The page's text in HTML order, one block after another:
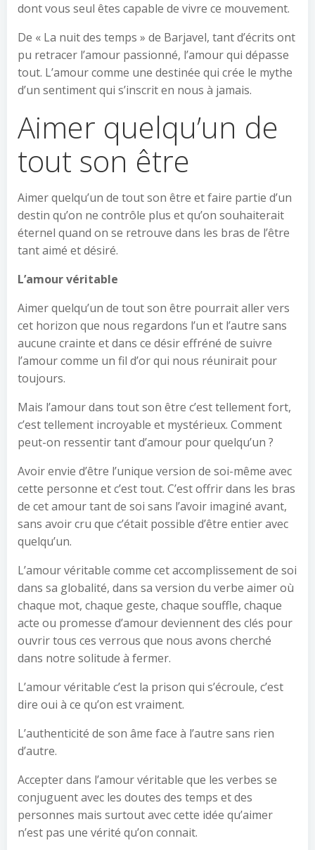
dont vous seul êtes capable de vivre ce mouvement.
De « La nuit des temps » de Barjavel, tant d’écrits ont
pu retracer l’amour passionné, l’amour qui dépasse
tout. L’amour comme une destinée qui crée le mythe
d’un sentiment qui s’inscrit en nous à jamais.
Aimer quelqu’un de
tout son être
Aimer quelqu’un de tout son être et faire partie d’un
destin qu’on ne contrôle plus et qu’on souhaiterait
éternel quand on se retrouve dans les bras de l’être
tant aimé et désiré.
L’amour véritable
Aimer quelqu’un de tout son être pourrait aller vers
cet horizon que nous regardons l’un et l’autre sans
aucune crainte et dans ce désir effréné de suivre
l’amour comme un fil d’or qui nous réunirait pour
toujours.
Mais l’amour dans tout son être c’est tellement fort,
c’est tellement incroyable et mystérieux. Comment
peut-on ressentir tant d’amour pour quelqu’un ?
Avoir envie d’être l’unique version de soi-même avec
cette personne et c’est tout. C’est offrir dans les bras
de cet amour tant de soi sans l’avoir imaginé avant,
sans avoir cru que c’était possible d’être entier avec
quelqu’un.
L’amour véritable comme cet accomplissement de soi
dans sa globalité, dans sa version du verbe aimer où
chaque mot, chaque geste, chaque souffle, chaque
acte ou promesse d’amour deviennent des clés pour
ouvrir tous ces verrous que nous avons cherché
dans notre solitude à fermer.
L’amour véritable c’est la prison qui s’écroule, c’est
dire oui à ce qu’on est vraiment.
L’authenticité de son âme face à l’autre sans rien
d’autre.
Accepter dans l’amour véritable que les verbes se
conjuguent avec les doutes des temps et des
personnes mais surtout avec cette idée qu’aimer
n’est pas une vérité qu’on connait.